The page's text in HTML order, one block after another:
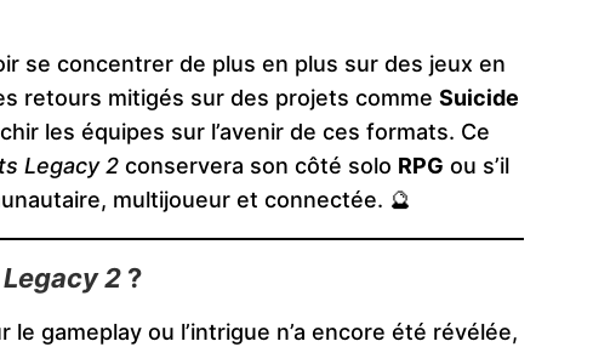
se concentrer de plus en plus sur des jeux en
retours mitigés sur des projets comme Suicide
les équipes sur l’avenir de ces formats. Ce
Legacy 2 conservera son côté solo RPG ou s’il
multijoueur et connectée. 🔮
2 ?
gameplay ou l’intrigue n’a encore été révélée,